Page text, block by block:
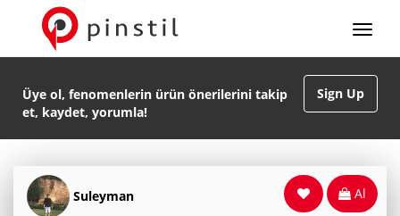
Sign Up
Üye ol, fenomenlerin ürün önerilerini takip
et, kaydet, yorumla!
Suleyman Al